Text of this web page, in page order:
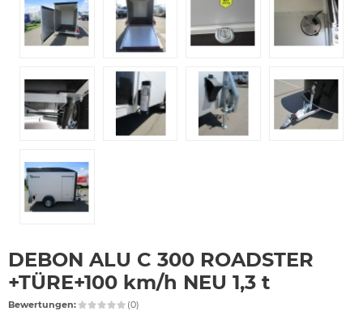
DEBON ALU C 300 ROADSTER
+TÜRE+100 km/h NEU 1,3 t
Bewertungen: (0)